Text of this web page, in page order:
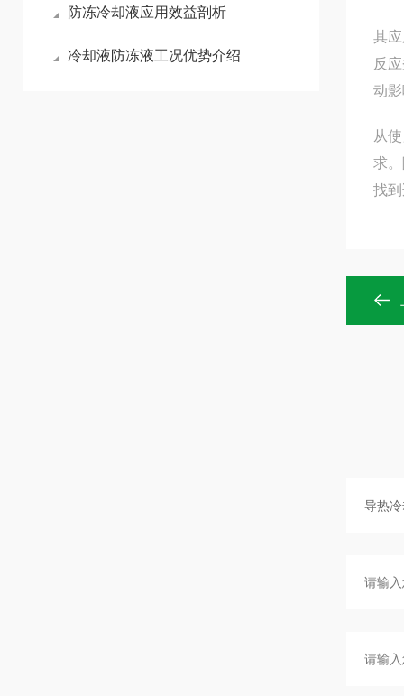
防冻冷却液应用效益剖析
冷却液防冻液工况优势介绍
其
反
动
从
求
找